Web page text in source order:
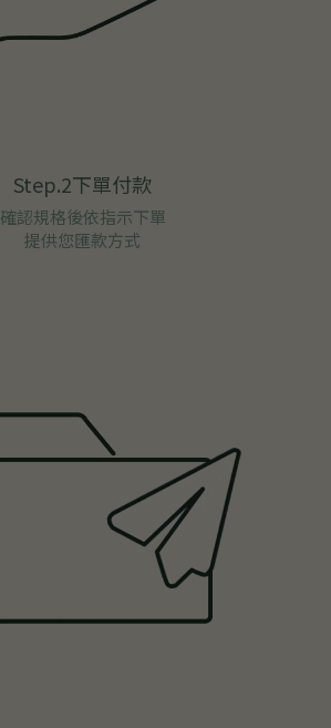
Step.2下單付款
確認規格後依指示下單
提供您匯款方式